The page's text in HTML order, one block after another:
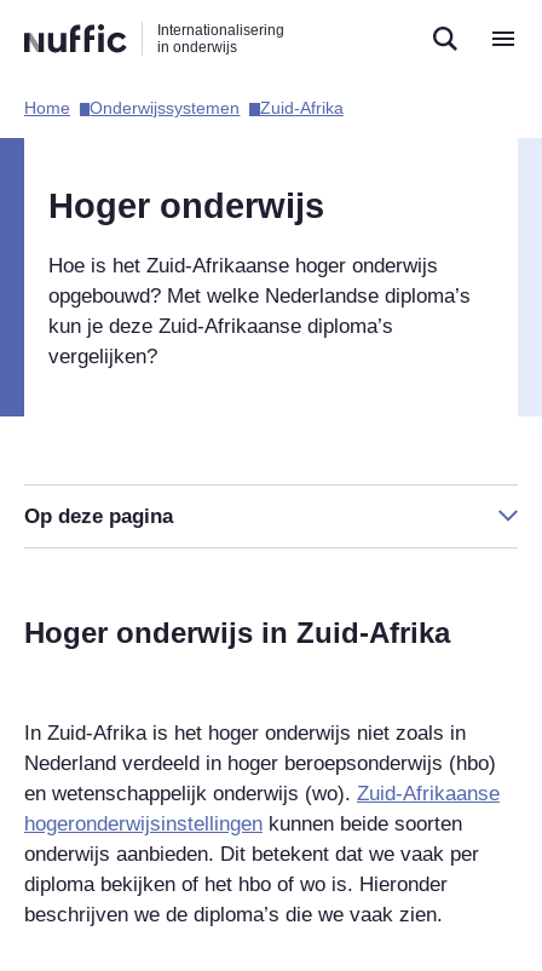
naar
zoekfunctie
naar
hoofdnavigatie
naar
inhoud
Internationalisering
in onderwijs
Hoofdnavigatie
Home​ Onderwijssystemen​ Zuid-Afrika​
Hoger onderwijs
Hoe is het Zuid-Afrikaanse hoger onderwijs
opgebouwd? Met welke Nederlandse diploma’s
kun je deze Zuid-Afrikaanse diploma’s
vergelijken?
Op deze pagina
Hoger onderwijs in Zuid-Afrika
In Zuid-Afrika is het hoger onderwijs niet zoals in
Nederland verdeeld in hoger beroepsonderwijs (hbo)
en wetenschappelijk onderwijs (wo). Zuid-Afrikaanse
hogeronderwijsinstellingen kunnen beide soorten
onderwijs aanbieden. Dit betekent dat we vaak per
diploma bekijken of het hbo of wo is. Hieronder
beschrijven we de diploma’s die we vaak zien.